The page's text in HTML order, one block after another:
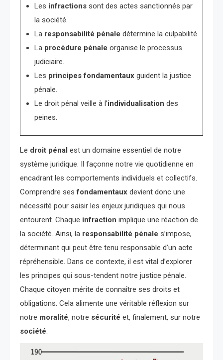
Les infractionssont des actes sanctionnés par
la société.
La responsabilité pénale détermine la culpabilité.
La procédure pénale organise le processus
judiciaire.
Les principes fondamentauxguident la justice
pénale.
Le droit pénal veille à l’individualisation des
peines.
Le droit pénal est un domaine essentiel de notre
système juridique. Il façonne notre vie quotidienne en
encadrant les comportements individuels et collectifs.
Comprendre sesfondamentaux devient donc une
nécessité pour saisir les enjeux juridiques qui nous
entourent. Chaque infraction implique une réaction de
la société. Ainsi, la responsabilité pénale s’impose,
déterminant qui peut être tenu responsable d’un acte
répréhensible. Dans ce contexte, il est vital d’explorer
les principes qui sous-tendent notre justice pénale.
Chaque citoyen mérite de connaître ses droits et
obligations. Cela alimente une véritable réflexion sur
notre moralité, notre sécurité et, finalement, sur notre
société